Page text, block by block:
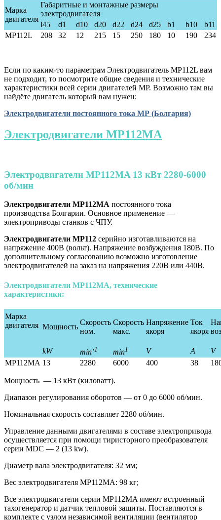
Марка
двигателя
Габаритные и монтажные размеры
электродвигателя
l45
d1 d10 d20 d22 d24 d25 b1 b10
b11
MP112L
208 32 12 215 15 250 180 10 190 234
Если по каким-то параметрам Электродвигатель МР112L вам
не подходит, то посмотрите общие сведения и технические
характеристики всей серии двигателей МР. Возможно там вы
найдёте двигатель который вам нужен:
Электродвигатели постоянного тока МР (Болгария)
Электродвигатели МР112MA
Электродвигатели МР112MA 13 кВт 2280-6000
об/мин
Электродвигатели МР112MA постоянного тока
производства Болгарии. Основное применение —
электроприводы станков с ЧПУ.
Электродвигатели МР112 серийно изготавливаются на
напряжение 400В (вольт). Напряжение возбуждения 180В. По
дополнительному согласованию возможно изготовление
электродвигателей на заказ на напряжения 220В или 440В.
Электродвигатели МР112MA, технические
характеристики:
Марка
двигателя Мощность
Скорость
ном.
Скорость
макс.
Напряжение
якоря
Ток
якоря
kW min’1 min1 V A
V
MP112MA 13 2280 6000 400 38
Мощность — 13 кВт (киловатт).
Диапазон регулирования оборотов — от 0 до 6000 об/мин.
Номинальная скорость составляет 2280 об/мин.
Управление данными двигателями в составе электропривода
осуществляется при помощи тиристорного преобразователя
серии MDС — 2 (13 kw).
Диаметр вала электродвигателя: 32 мм;
Вес электродвигателя МР112MA: 98 кг;
Все электродвигатели серии МР112MA имеют встроенный
тахогенератор и датчик тепловой защиты. Поставляются в
комплекте с узлом независимой вентиляции (вентилятор